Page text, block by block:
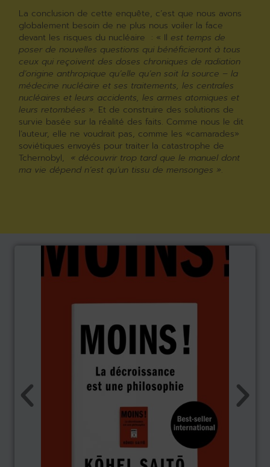
La conclusion de cette enquête, c’est que nous avons
globalement besoin de ne plus nous voiler la face
devant les risques du nucléaire : « Il est temps de
poser de nouvelles questions qui bénéficieront à tous
ceux qui reçoivent des doses chroniques de radiation
d’origine anthropique qu’elle qu’en soit la source – la
médecine nucléaire et ses traitements, les centrales
nucléaires et leurs accidents, les armes atomiques et
leurs retombées ». Et de construire des solutions de
survie basée sur la réalité des faits. Comme nous le dit
l’auteur, elle ne voudrait pas, comme les «camarades»
soviétiques envoyés pour traiter la catastrophe de
Tchernobyl, « découvrir trop tard que le manuel dont
ma vie dépend n’est qu’un tissu de mensonges ».